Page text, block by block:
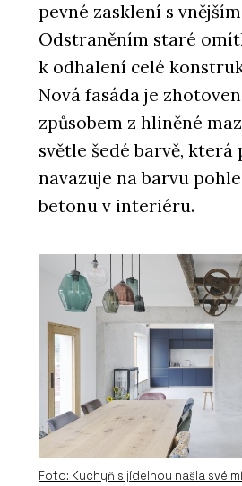
pevné zasklení s
Odstraněním staré
k odhalení celé
Nová fasáda je
způsobem z hliněné
světle šedé barvě, která
navazuje na barvu
betonu v interiéru.
Foto: Kuchyň s jídelnou našla své